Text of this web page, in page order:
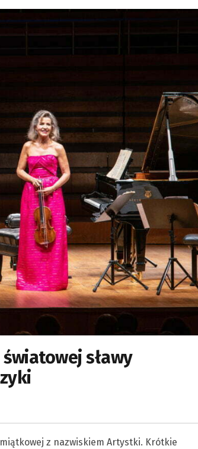
sławy
z nazwiskiem Artystki. Krótkie